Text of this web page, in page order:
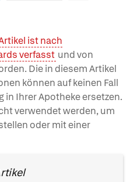
ist nach
verfasst und von
Die in diesem Artikel
können auf keinen Fall
in Ihrer Apotheke ersetzen.
verwendet werden, um
oder mit einer